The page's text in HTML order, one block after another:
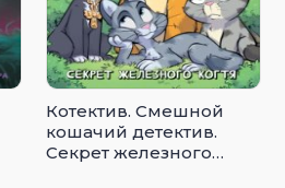
Котектив. Смешной
кошачий детектив.
Секрет железного